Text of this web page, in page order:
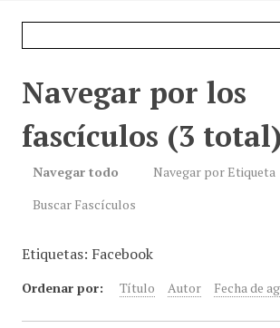
Navegar por los
fascículos (3 total)
Navegar todo
Navegar por Etiqueta
Buscar Fascículos
Etiquetas: Facebook
Ordenar por: Título Autor Fecha de